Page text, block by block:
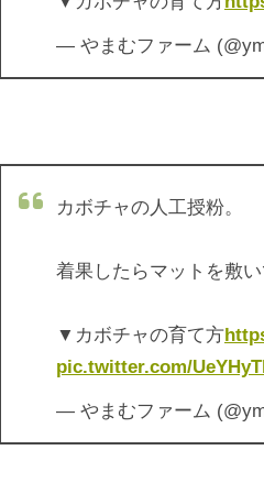
— やまむファーム
カボチャの人工授粉。
着果したらマットを敷
▼カボチャの育て方
pic.twitter.com/
— やまむファーム